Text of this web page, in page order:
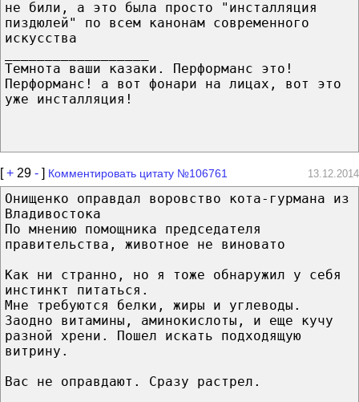
не били, а это была просто "инсталляция
пиздюлей" по всем канонам современного
искусства
Темнота ваши казаки. Перформанс это!
Перформанс! а вот фонари на лицах, вот это
уже инсталляция!
[+ 29 - ] Комментировать цитату №106761 13.12.2014
Онищенко оправдал воровство кота-гурмана из
Владивостока
По мнению помощника председателя
правительства, животное не виновато
Как ни странно, но я тоже обнаружил у себя
инстинкт питаться.
Мне требуются белки, жиры и углеводы.
Заодно витамины, аминокислоты, и еще кучу
разной хрени. Пошел искать подходящую
витрину.
Вас не оправдают. Сразу растрел.